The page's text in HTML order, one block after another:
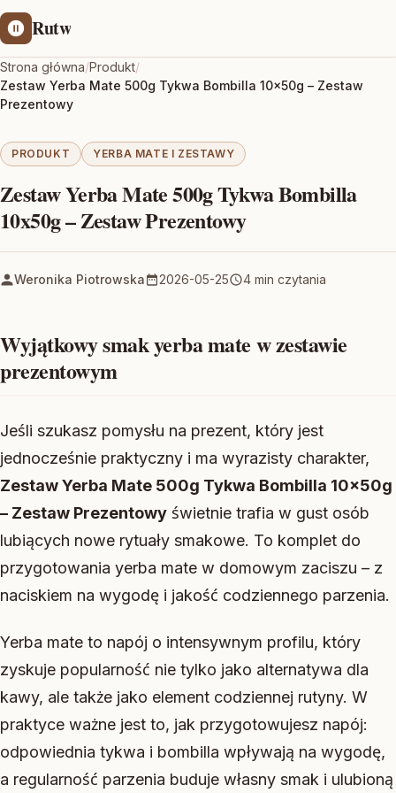
Rutw
Strona główna/Produkt/
Zestaw Yerba Mate 500g Tykwa Bombilla 10x50g – Zestaw
Prezentowy
PRODUKT YERBA MATE I ZESTAWY
Zestaw Yerba Mate 500g Tykwa Bombilla
10x50g – Zestaw Prezentowy
Weronika Piotrowska 2026-05-25 4 min czytania
Wyjątkowy smak yerba mate w zestawie
prezentowym
Jeśli szukasz pomysłu na prezent, który jest
jednocześnie praktyczny i ma wyrazisty charakter,
Zestaw Yerba Mate 500g Tykwa Bombilla 10x50g
– Zestaw Prezentowy świetnie trafia w gust osób
lubiących nowe rytuały smakowe. To komplet do
przygotowania yerba mate w domowym zaciszu – z
naciskiem na wygodę i jakość codziennego parzenia.
Yerba mate to napój o intensywnym profilu, który
zyskuje popularność nie tylko jako alternatywa dla
kawy, ale także jako element codziennej rutyny. W
praktyce ważne jest to, jak przygotowujesz napój:
odpowiednia tykwa i bombilla wpływają na wygodę,
a regularność parzenia buduje własny smak i ulubioną